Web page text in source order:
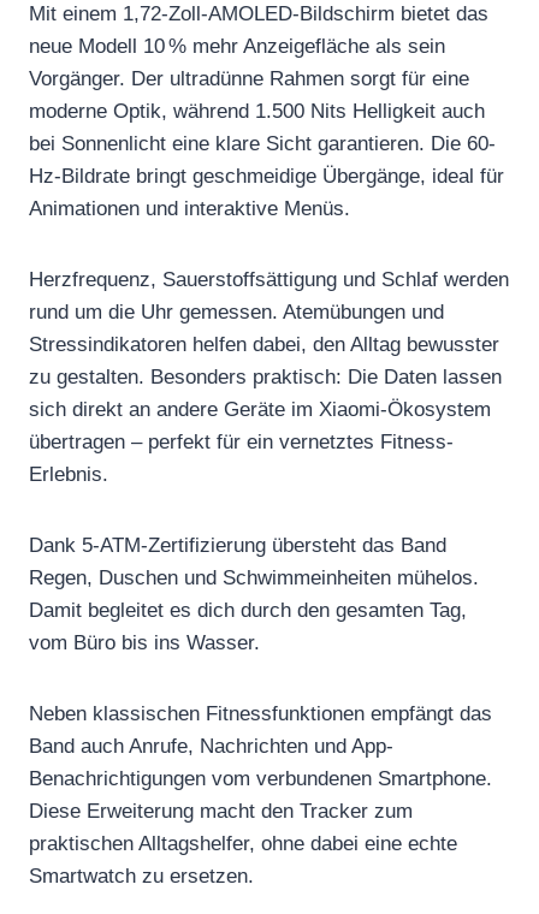
Mit einem 1,72-Zoll-AMOLED-Bildschirm bietet das
neue Modell 10 % mehr Anzeigefläche als sein
Vorgänger. Der ultradünne Rahmen sorgt für eine
moderne Optik, während 1.500 Nits Helligkeit auch
bei Sonnenlicht eine klare Sicht garantieren. Die 60-
Hz-Bildrate bringt geschmeidige Übergänge, ideal für
Animationen und interaktive Menüs.
Herzfrequenz, Sauerstoffsättigung und Schlaf werden
rund um die Uhr gemessen. Atemübungen und
Stressindikatoren helfen dabei, den Alltag bewusster
zu gestalten. Besonders praktisch: Die Daten lassen
sich direkt an andere Geräte im Xiaomi-Ökosystem
übertragen – perfekt für ein vernetztes Fitness-
Erlebnis.
Dank 5-ATM-Zertifizierung übersteht das Band
Regen, Duschen und Schwimmeinheiten mühelos.
Damit begleitet es dich durch den gesamten Tag,
vom Büro bis ins Wasser.
Neben klassischen Fitnessfunktionen empfängt das
Band auch Anrufe, Nachrichten und App-
Benachrichtigungen vom verbundenen Smartphone.
Diese Erweiterung macht den Tracker zum
praktischen Alltagshelfer, ohne dabei eine echte
Smartwatch zu ersetzen.